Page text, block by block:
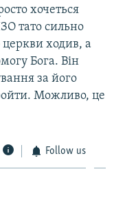
хочеться
тато сильно
церкви ходив, а
Бога. Він
за його
Можливо, це
Follow us